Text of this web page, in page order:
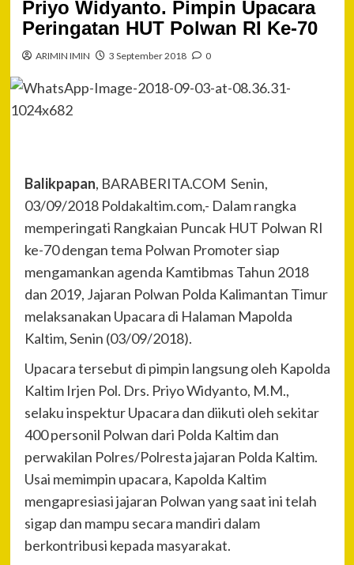
Priyo Widyanto. Pimpin Upacara
Peringatan HUT Polwan RI Ke-70
ARIMIN IMIN 3 September 2018 0
Balikpapan, BARABERITA.COM Senin,
03/09/2018 Poldakaltim.com,- Dalam rangka
memperingati Rangkaian Puncak HUT Polwan RI
ke-70 dengan tema Polwan Promoter siap
mengamankan agenda Kamtibmas Tahun 2018
dan 2019, Jajaran Polwan Polda Kalimantan Timur
melaksanakan Upacara di Halaman Mapolda
Kaltim, Senin (03/09/2018).
Upacara tersebut di pimpin langsung oleh Kapolda
Kaltim Irjen Pol. Drs. Priyo Widyanto, M.M.,
selaku inspektur Upacara dan diikuti oleh sekitar
400 personil Polwan dari Polda Kaltim dan
perwakilan Polres/Polresta jajaran Polda Kaltim.
Usai memimpin upacara, Kapolda Kaltim
mengapresiasi jajaran Polwan yang saat ini telah
sigap dan mampu secara mandiri dalam
berkontribusi kepada masyarakat.